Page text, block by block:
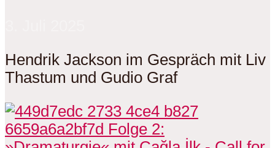
Hendrik Jackson im Gespräch mit Liv
Thastum und Gudio Graf